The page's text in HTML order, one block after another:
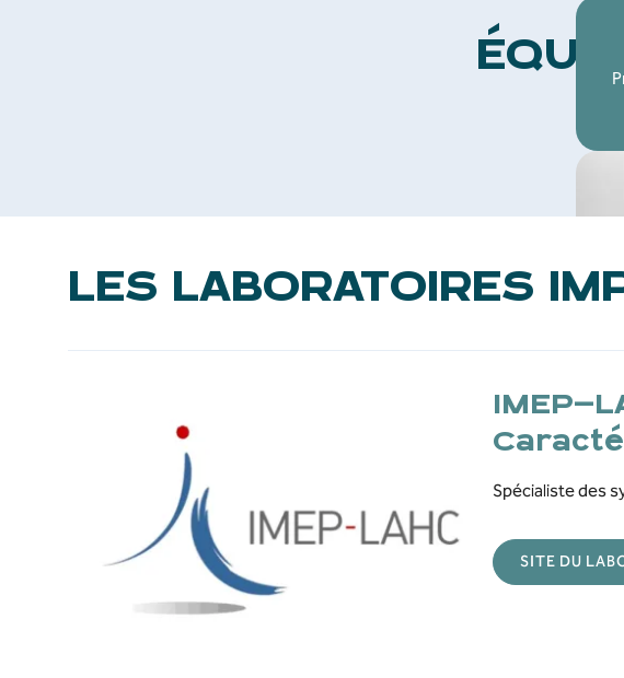
LES LABORATOIRES
IMEP-
Spécialiste des
SITE DU